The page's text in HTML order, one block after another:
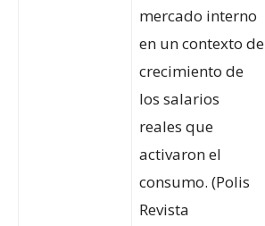
mercado interno
en un contexto de
crecimiento de
los salarios
reales que
activaron el
consumo. (Polis
Revista